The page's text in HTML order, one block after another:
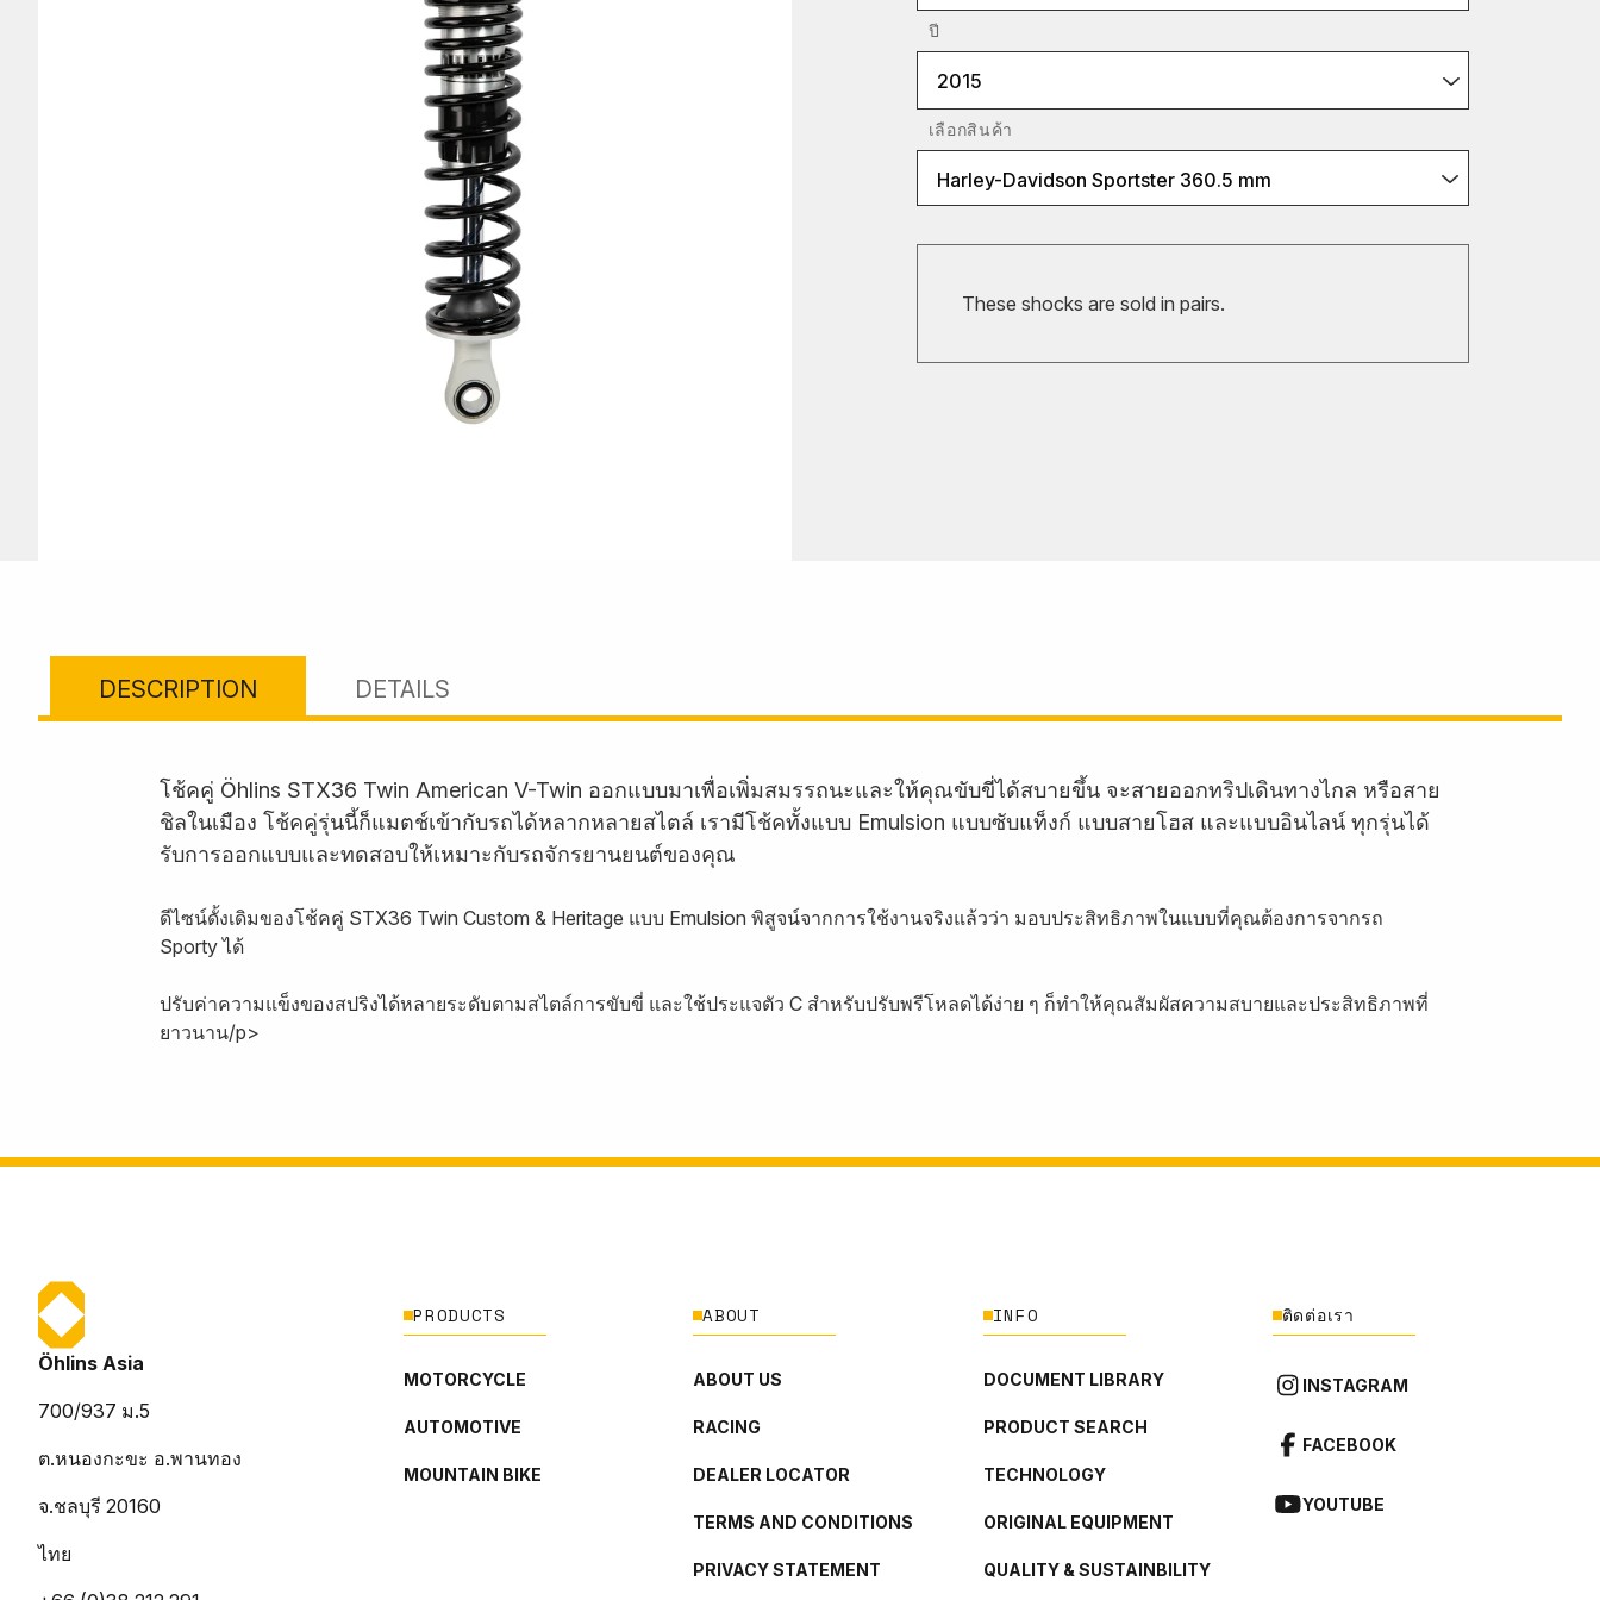
ปี
2015
เลือกสินค้า
Harley-Davidson Sportster 360.5 mm
These shocks are sold in pairs.
DESCRIPTION DETAILS
โช้คคู่ Öhlins STX36 Twin American V-Twin ออกแบบมาเพื่อเพิ่มสมรรถนะและให้คุณขับขี่ได้สบายขึ้น จะสายออกทริปเดินทางไกล หรือสาย
ชิลในเมือง โช้คคู่รุ่นนี้ก็แมตช์เข้ากับรถได้หลากหลายสไตล์ เรามีโช้คทั้งแบบ Emulsion แบบซับแท็งก์ แบบสายโฮส และแบบอินไลน์ ทุกรุ่นได้
รับการออกแบบและทดสอบให้เหมาะกับรถจักรยานยนต์ของคุณ
ดีไซน์ดั้งเดิมของโช้คคู่ STX36 Twin Custom & Heritage แบบ Emulsion พิสูจน์จากการใช้งานจริงแล้วว่า มอบประสิทธิภาพในแบบที่คุณต้องการจากรถ
Sporty ได้
ปรับค่าความแข็งของสปริงได้หลายระดับตามสไตล์การขับขี่ และใช้ประแจตัว C สำหรับปรับพรีโหลดได้ง่าย ๆ ก็ทำให้คุณสัมผัสความสบายและประสิทธิภาพที่
ยาวนาน/p>
Öhlins Asia
700/937 ม.5
ต.หนองกะขะ อ.พานทอง
จ.ชลบุรี 20160
ไทย
PRODUCTS
MOTORCYCLE
AUTOMOTIVE
MOUNTAIN BIKE
ABOUT
ABOUT US
RACING
DEALER LOCATOR
TERMS AND CONDITIONS
PRIVACY STATEMENT
INFO
DOCUMENT LIBRARY
PRODUCT SEARCH
TECHNOLOGY
ORIGINAL EQUIPMENT
QUALITY & SUSTAINBILITY
ติดต่อเรา
INSTAGRAM
FACEBOOK
YOUTUBE